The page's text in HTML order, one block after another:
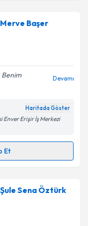
Binatlıiçin randevu
randevu
e-posta ile
ilişkinAydınlatma
belirtilen
Başer
Benim
Devamı
Haritada Göster
Erişir İş Merkezi
Et
Başeriçin randevu
randevu
e-posta ile
Sena Öztürk